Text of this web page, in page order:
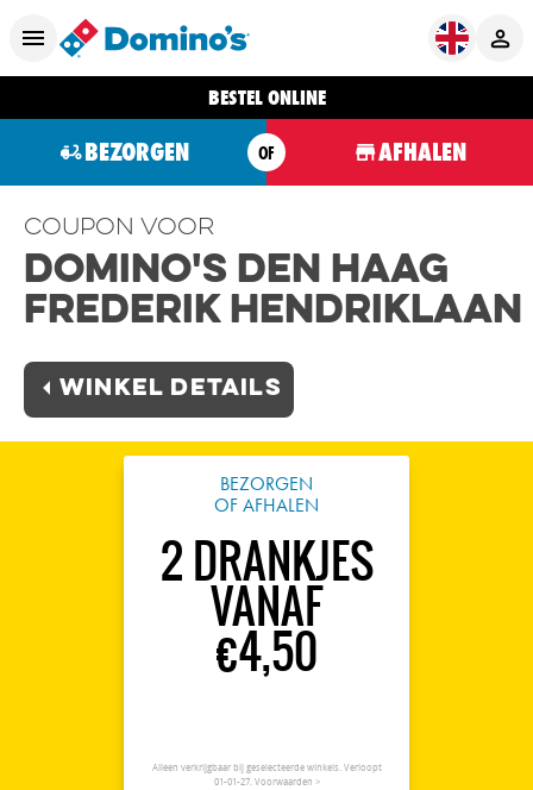
BESTEL ONLINE
BEZORGEN OF AFHALEN
Coupon voor
Domino's Den Haag
Frederik Hendriklaan
Winkel Details
BEZORGEN
OF AFHALEN
2 DRANKJES
VANAF
€4,50
Alleen verkrijgbaar bij geselecteerde winkels. Verloopt
01-01-27. Voorwaarden >